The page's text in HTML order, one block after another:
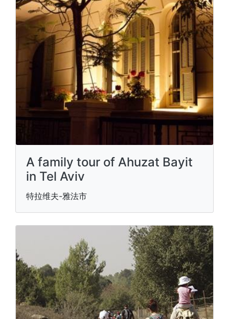
A family tour of Ahuzat Bayit
in Tel Aviv
特拉维夫-雅法市